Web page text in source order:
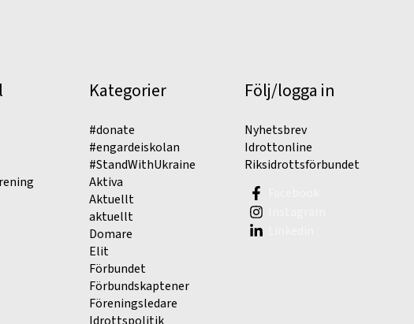
Kategorier
#donate
#engardeiskolan
#StandWithUkraine
Aktiva
Aktuellt
aktuellt
Domare
Elit
Förbundet
Förbundskaptener
Föreningsledare
Följ/logga in
Nyhetsbrev
Idrottonline
Riksidrottsförbundet